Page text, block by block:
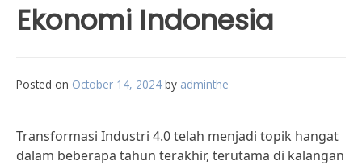
Ekonomi Indonesia
Posted on October 14, 2024 by adminthe
Transformasi Industri 4.0 telah menjadi topik hangat
dalam beberapa tahun terakhir, terutama di kalangan